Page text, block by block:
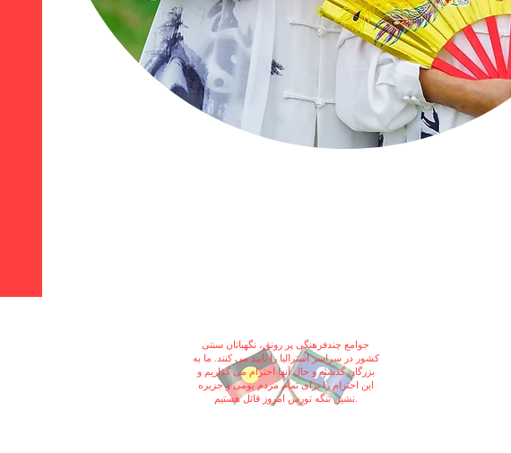
جوامع چندفرهنگی پر رونق، نگهبانان سنتی
کشور در سراسر استرالیا را تایید می کنند. ما به
بزرگان گذشته و حال آنها احترام می گذاریم و
این احترام را برای تمام مردم بومی و جزیره